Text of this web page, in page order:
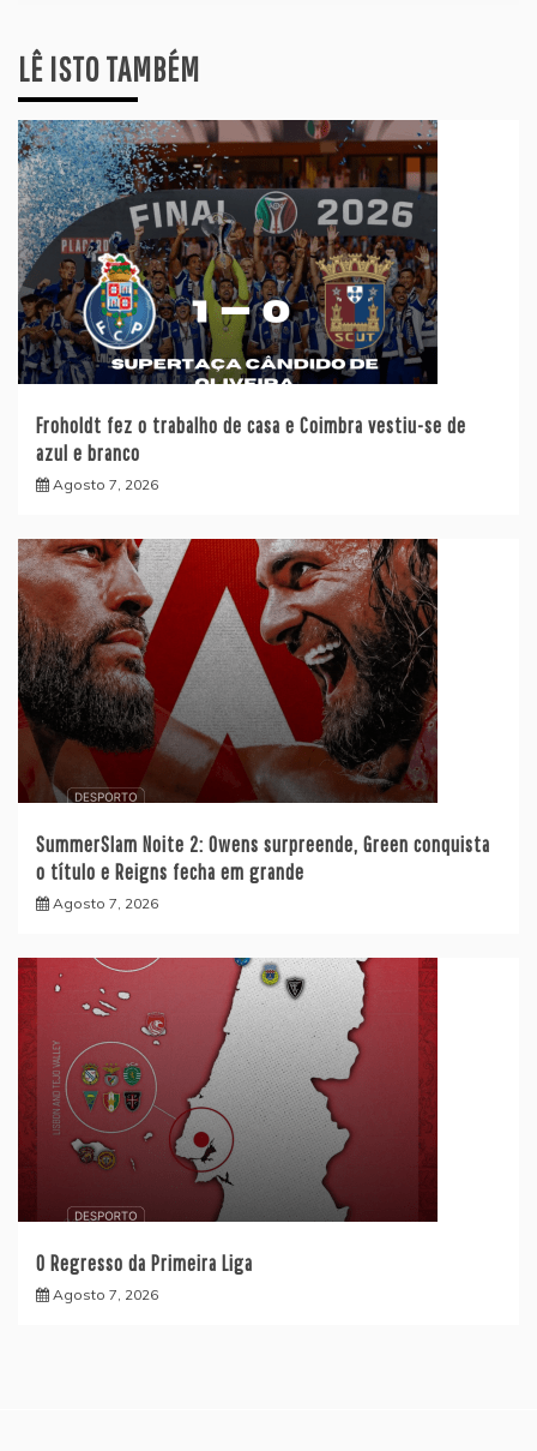
LÊ ISTO TAMBÉM
Froholdt fez o trabalho de casa e Coimbra vestiu-se de
azul e branco
Agosto 7, 2026
SummerSlam Noite 2: Owens surpreende, Green conquista
o título e Reigns fecha em grande
Agosto 7, 2026
O Regresso da Primeira Liga
Agosto 7, 2026